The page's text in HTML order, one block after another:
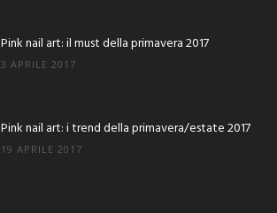
Pink nail art: il must della primavera 2017
3 APRILE 2017
Pink nail art: i trend della primavera/estate 2017
19 APRILE 2017